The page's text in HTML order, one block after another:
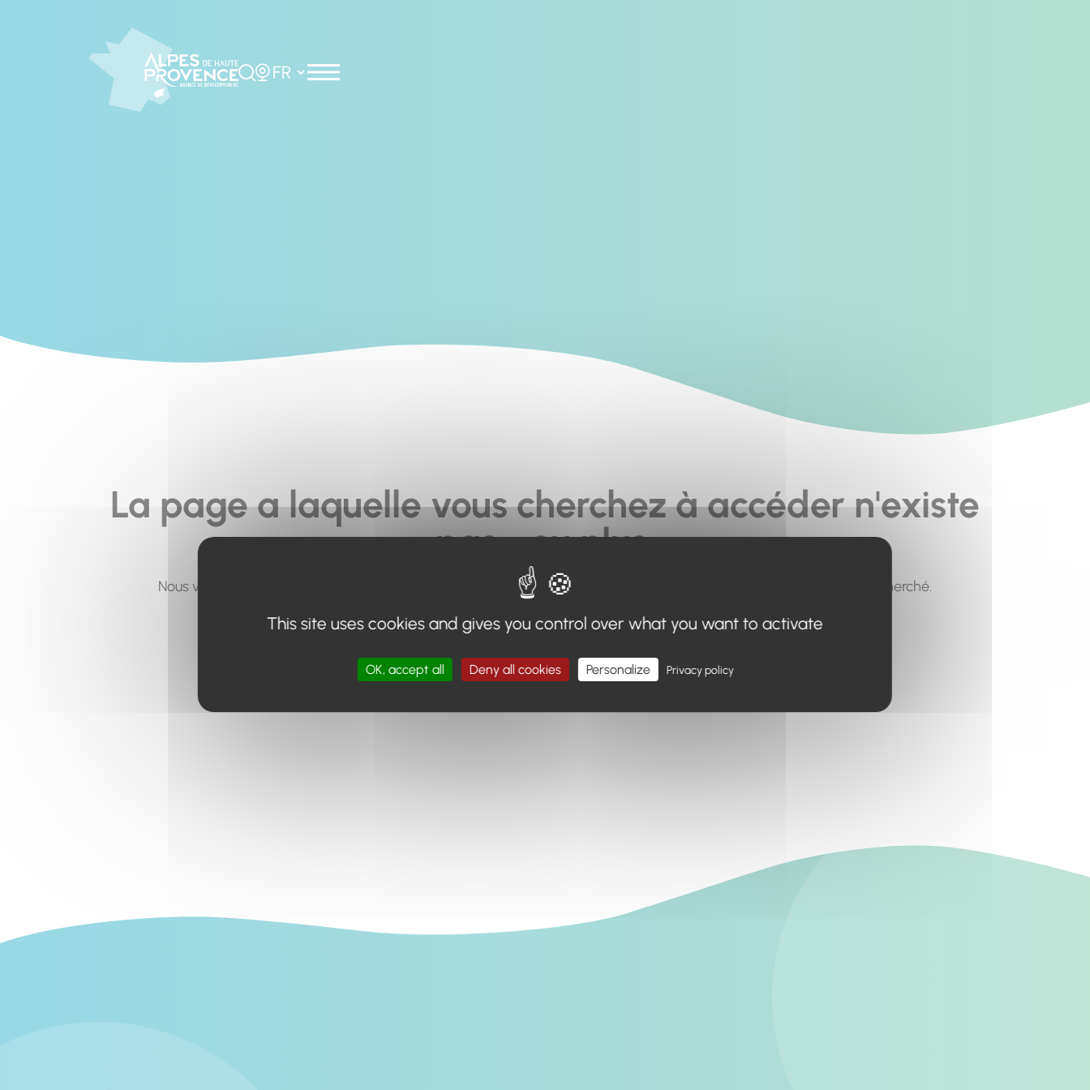
Rechercher
Choisir la langue
La page a laquelle vous cherchez à accéder n'existe
pas... ou plus.
Nous vous invitons à utiliser le moteur de recherche en haut de page, ou à utiliser le menu pour trouver le contenu recherché.
Retour à l'accueil
This site uses cookies and gives you control over what you want to activate
OK, accept all Deny all cookies Personalize Privacy policy